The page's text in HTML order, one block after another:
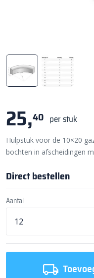
25,40 per stuk
Hulpstuk voor de 10×20
bochten in afscheidingen
Direct bestellen
Aantal